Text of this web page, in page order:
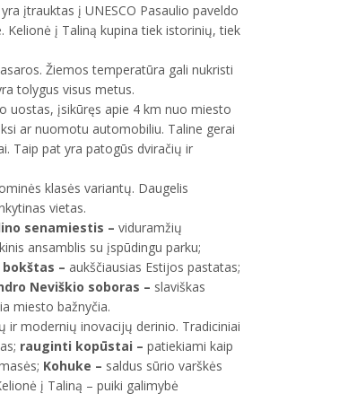
įtrauktas į UNESCO Pasaulio paveldo
Kelionė į Taliną kupina tiek istorinių, tiek
Žiemos temperatūra gali nukristi
tolygus visus metus.
uostas, įsikūręs apie 4 km nuo miesto
ar nuomotu automobiliu. Taline gerai
Taip pat yra patogūs dviračių ir
klasės variantų. Daugelis
vietas.
senamiestis – viduramžių
ansamblis su įspūdingu parku;
– aukščiausias Estijos pastatas;
Neviškio soboras – slaviškas
miesto bažnyčia.
ir modernių inovacijų derinio. Tradiciniai
rauginti kopūstai – patiekiami kaip
Kohuke – saldus sūrio varškės
į Taliną – puiki galimybė